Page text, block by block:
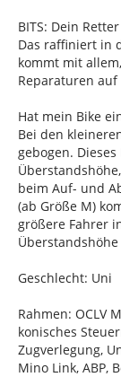
BITS: Dein
Das raffiniert in
kommt mit
Reparaturen
Hat mein Bike
Bei den
gebogen.
beim Auf- und
(ab Größe M)
größere Fahrer
Geschlecht: Uni
Rahmen: OCLV
konisches
Zugverlegung,
Mino Link, ABP,